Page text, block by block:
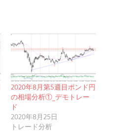
2020年8月第5週目ポンド円
の相場分析①_デモトレー
ド
2020年8月25日
トレード分析